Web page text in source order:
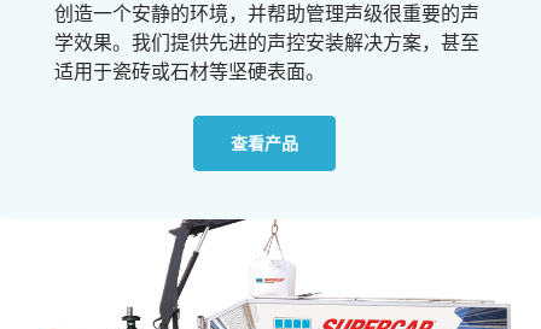
创造一个安静的环境，并帮助管理声级很重要的声
学效果。我们提供先进的声控安装解决方案，甚至
适用于瓷砖或石材等坚硬表面。
查看产品